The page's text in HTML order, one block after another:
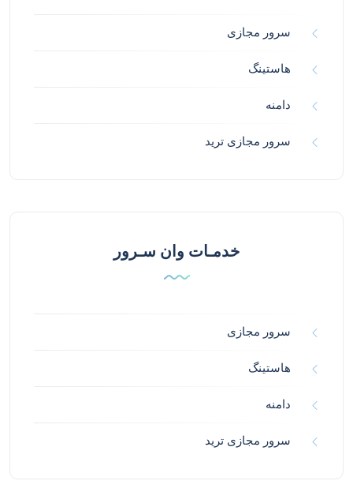
سرور مجازی
هاستینگ
دامنه
سرور مجازی ترید
خدمـات وان سـرور
سرور مجازی
هاستینگ
دامنه
سرور مجازی ترید